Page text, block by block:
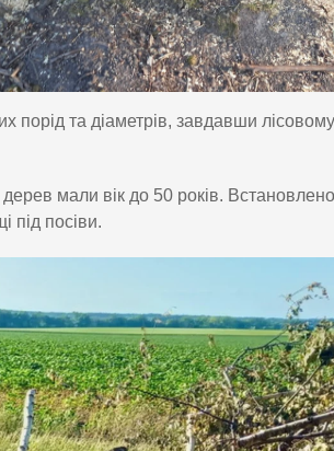
порід та діаметрів, завдавши лісовому
мали вік до 50 років.
під посіви.